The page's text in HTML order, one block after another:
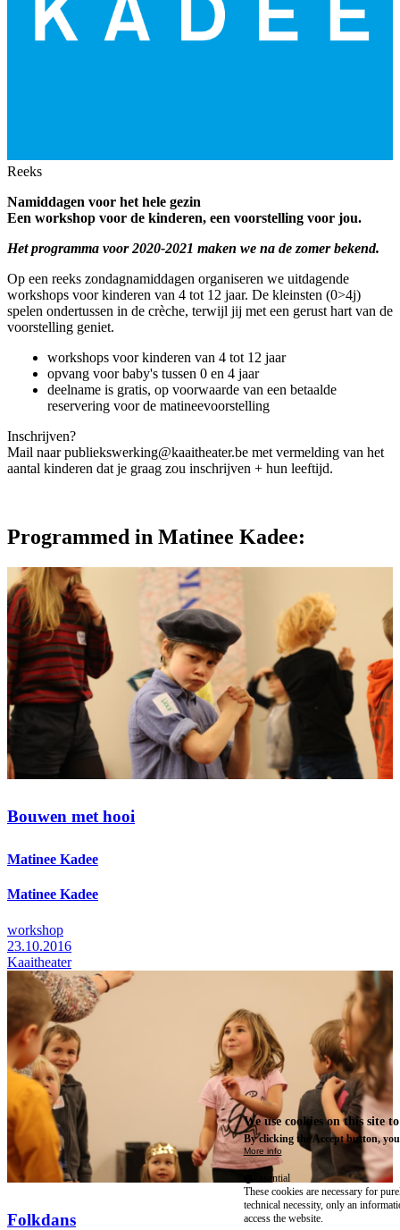
Reeks
Namiddagen voor het hele gezin
Een workshop voor de kinderen, een voorstelling voor jou.
Het programma voor 2020-2021 maken we na de zomer bekend.
Op een reeks zondagnamiddagen organiseren we uitdagende
workshops voor kinderen van 4 tot 12 jaar. De kleinsten (0>4j)
spelen ondertussen in de crèche, terwijl jij met een gerust hart van de
voorstelling geniet.
workshops voor kinderen van 4 tot 12 jaar
opvang voor baby's tussen 0 en 4 jaar
deelname is gratis, op voorwaarde van een betaalde
reservering voor de matineevoorstelling
Inschrijven?
Mail naarpubliekswerking@kaaitheater.be met vermelding van het
aantal kinderen dat je graag zou inschrijven + hun leeftijd.
Programmed in Matinee Kadee:
Bouwen met hooi
Matinee Kadee
Matinee Kadee
workshop
23.10.2016
Kaaitheater
Folkdans
We use cookies on this site
By clicking the Accept button,
More info
Essential
These cookies are necessary for
technical necessity, only an
access the website.